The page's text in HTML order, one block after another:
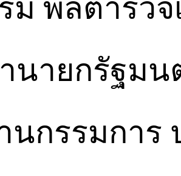
ม พลตำรว
นายกรัฐม
นกรรมการ